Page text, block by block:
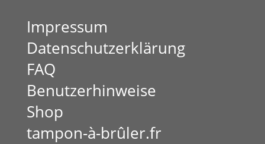
Impressum
Datenschutzerklärung
FAQ
Benutzerhinweise
Shop
tampon-à-brûler.fr